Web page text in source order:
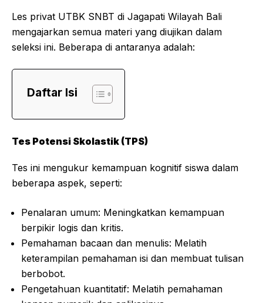
Les privat UTBK SNBT di Jagapati Wilayah Bali
mengajarkan semua materi yang diujikan dalam
seleksi ini. Beberapa di antaranya adalah:
Daftar Isi
Tes Potensi Skolastik (TPS)
Tes ini mengukur kemampuan kognitif siswa dalam
beberapa aspek, seperti:
Penalaran umum: Meningkatkan kemampuan
berpikir logis dan kritis.
Pemahaman bacaan dan menulis: Melatih
keterampilan pemahaman isi dan membuat tulisan
berbobot.
Pengetahuan kuantitatif: Melatih pemahaman